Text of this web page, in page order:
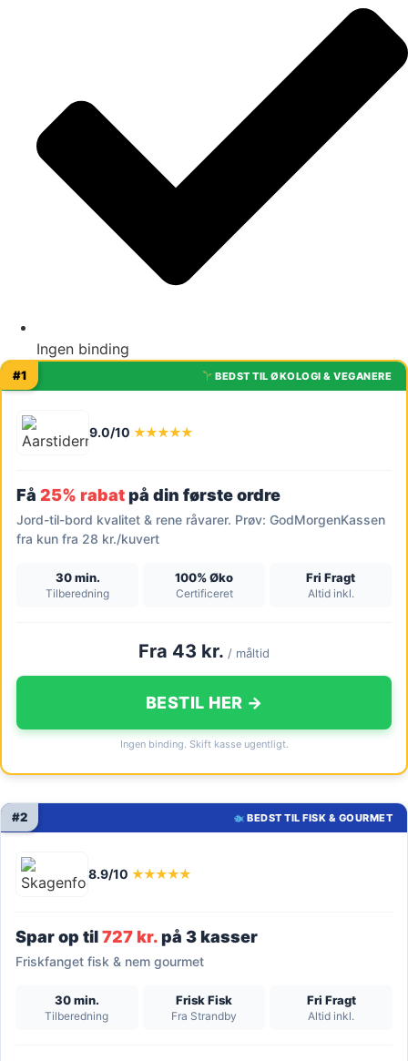
Ingen binding
BEDST TIL ØKOLOGI & VEGANERE
#1
9.0/10 ★★★★★
Få 25% rabatpå din første ordre
Jord-til-bord kvalitet & rene råvarer. Prøv: GodMorgenKassen
fra kun fra 28 kr./kuvert
30 min.
Tilberedning
100% Øko
Certificeret
Fri Fragt
Altid inkl.
Fra 43 kr. / måltid
BESTIL HER →
Ingen binding. Skift kasse ugentligt.
BEDST TIL FISK & GOURMET
#2
8.9/10 ★★★★★
Spar op til727 kr.på 3 kasser
Friskfanget fisk & nem gourmet
30 min.
Tilberedning
Frisk Fisk
Fra Strandby
Fri Fragt
Altid inkl.